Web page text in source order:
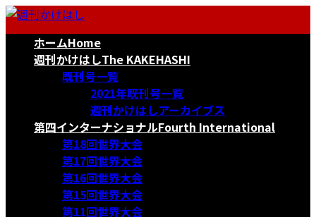
コ
ナ
ホームHome
週刊かけはしThe KAKEHASHI
既刊号一覧
2021年既刊号一覧
週刊かけはしアーカイブス
第四インターナショナルFourth International
第18回世界大会
第17回世界大会
第16回世界大会
第15回世界大会
第11回世界大会